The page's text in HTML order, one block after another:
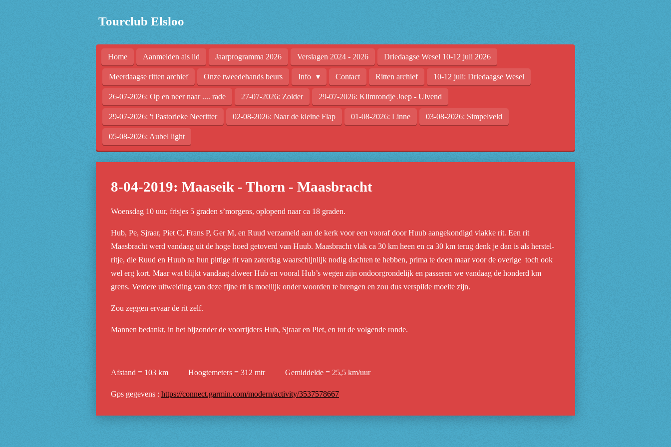
Tourclub Elsloo
Home Aanmelden als lid Jaarprogramma 2026 Verslagen 2024 - 2026 Driedaagse Wesel 10-12 juli 2026
Meerdaagse ritten archief Onze tweedehands beurs Info Contact Ritten archief 10-12 juli: Driedaagse Wesel
26-07-2026: Op en neer naar .... rade 27-07-2026: Zolder 29-07-2026: Klimrondje Joep - Ulvend
29-07-2026: 't Pastorieke Neeritter 02-08-2026: Naar de kleine Flap 01-08-2026: Linne 03-08-2026: Simpelveld
05-08-2026: Aubel light
8-04-2019: Maaseik - Thorn - Maasbracht
Woensdag 10 uur, frisjes 5 graden s’morgens, oplopend naar ca 18 graden.
Hub, Pe, Sjraar, Piet C, Frans P, Ger M, en Ruud verzameld aan de kerk voor een vooraf door Huub aangekondigd vlakke rit. Een rit
Maasbracht werd vandaag uit de hoge hoed getoverd van Huub. Maasbracht vlak ca 30 km heen en ca 30 km terug denk je dan is als herstel-
ritje, die Ruud en Huub na hun pittige rit van zaterdag waarschijnlijk nodig dachten te hebben, prima te doen maar voor de overige toch ook
wel erg kort. Maar wat blijkt vandaag alweer Hub en vooral Hub’s wegen zijn ondoorgrondelijk en passeren we vandaag de honderd km
grens. Verdere uitweiding van deze fijne rit is moeilijk onder woorden te brengen en zou dus verspilde moeite zijn.
Zou zeggen ervaar de rit zelf.
Mannen bedankt, in het bijzonder de voorrijders Hub, Sjraar en Piet, en tot de volgende ronde.
Afstand = 103 km Hoogtemeters = 312 mtr Gemiddelde = 25,5 km/uur
Gps gegevens : https://connect.garmin.com/modern/activity/3537578667